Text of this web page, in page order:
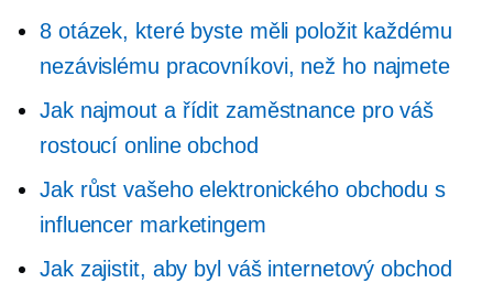
8 otázek, které byste měli položit každému
nezávislému pracovníkovi, než ho najmete
Jak najmout a řídit zaměstnance pro váš
rostoucí online obchod
Jak růst vašeho elektronického obchodu s
influencer marketingem
Jak zajistit, aby byl váš internetový obchod